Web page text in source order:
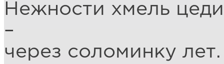
Нежности хмель
–
через соломинку